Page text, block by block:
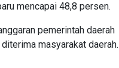
mencapai 48,8 persen.
pemerintah daerah
masyarakat daerah.